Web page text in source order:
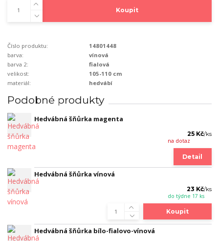
Koupit
Číslo produktu:
14801448
barva:
vínová
barva 2:
fialová
velikost:
105-110 cm
materiál:
hedvábí
Podobné produkty
Hedvábná šňůrka magenta
25 Kč/ks
na dotaz
Detail
Hedvábná šňůrka vínová
23 Kč/ks
do týdne 17 ks
Koupit
Hedvábná šňůrka bílo-fialovo-vínová